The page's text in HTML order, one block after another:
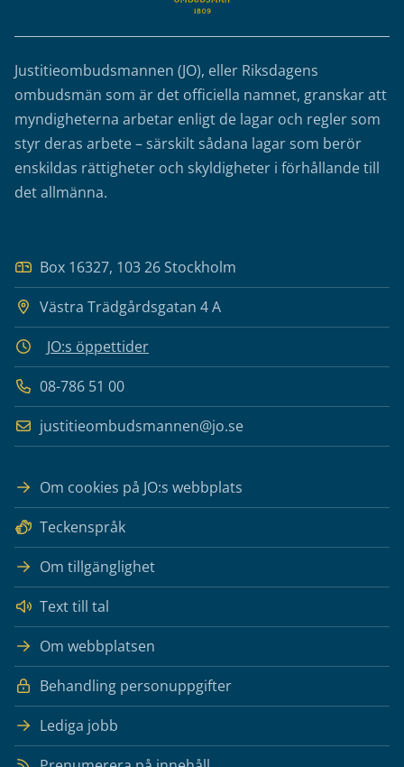
Justitieombudsmannen (JO), eller Riksdagens
ombudsmän som är det officiella namnet, granskar att
myndigheterna arbetar enligt de lagar och regler som
styr deras arbete – särskilt sådana lagar som berör
enskildas rättigheter och skyldigheter i förhållande till
det allmänna.
Box 16327, 103 26 Stockholm
Västra Trädgårdsgatan 4 A
JO:s öppettider
08-786 51 00
justitieombudsmannen@jo.se
Om cookies på JO:s webbplats
Teckenspråk
Om tillgänglighet
Text till tal
Om webbplatsen
Behandling personuppgifter
Lediga jobb